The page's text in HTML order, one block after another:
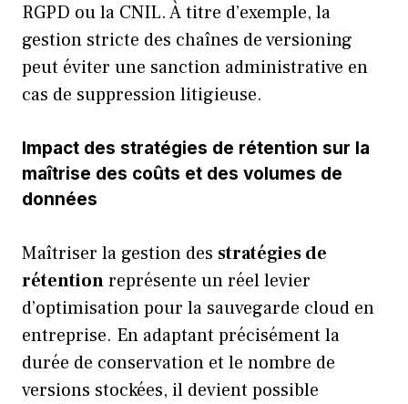
RGPD ou la CNIL. À titre d’exemple, la
gestion stricte des chaînes de versioning
peut éviter une sanction administrative en
cas de suppression litigieuse.
Impact des stratégies de rétention sur la
maîtrise des coûts et des volumes de
données
Maîtriser la gestion des stratégies de
rétentionreprésente un réel levier
d’optimisation pour la sauvegarde cloud en
entreprise. En adaptant précisément la
durée de conservation et le nombre de
versions stockées, il devient possible